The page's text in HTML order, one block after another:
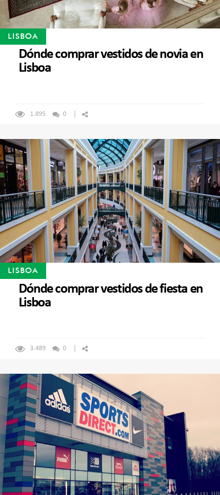
LISBOA
Dónde comprar vestidos de novia en
Lisboa
1.895 0
LISBOA
Dónde comprar vestidos de fiesta en
Lisboa
3.489 0